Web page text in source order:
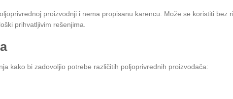
proizvodnji i nema propisanu karencu. Može se koristiti bez
prihvatljivim rešenjima.
kako bi zadovoljio potrebe različitih poljoprivrednih proizvođača: